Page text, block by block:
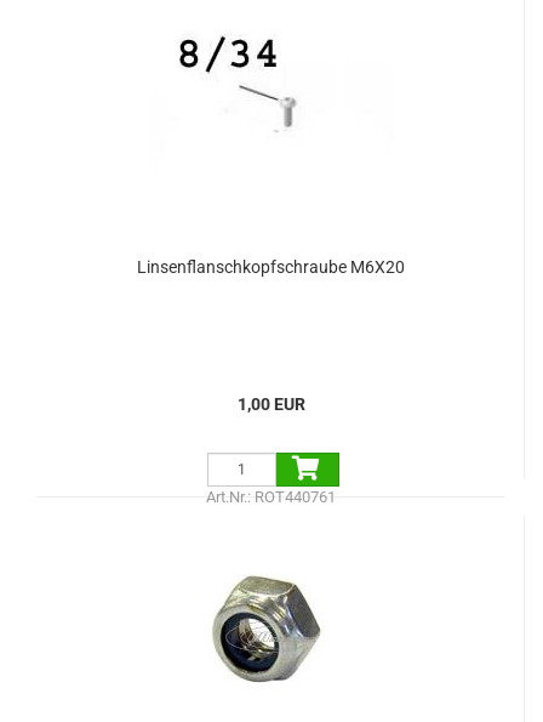
Linsenflanschkopfschraube M6X20
1,00 EUR
Art.Nr.: ROT440761